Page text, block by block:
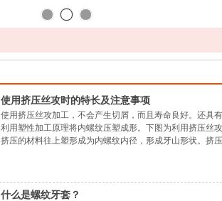
使用挤压丝攻时的特长及注意事项
使用挤压丝攻加工，不会产生切屑，而且寿命良好。还具
利用塑性加工原理将内螺纹压塑成形。下图为利用挤压丝
挤压的材料往上塑形成为内螺纹内径，形成牙山形状。
什么是螺纹牙套？